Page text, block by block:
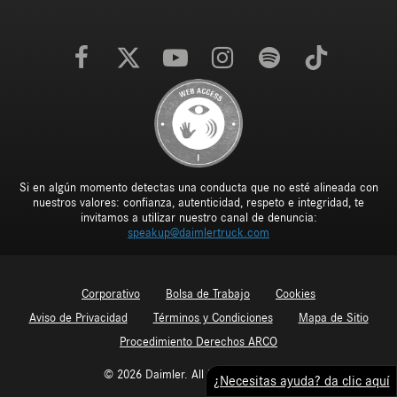
Si en algún momento detectas una conducta que no esté alineada con
nuestros valores: confianza, autenticidad, respeto e integridad, te
invitamos a utilizar nuestro canal de denuncia:
speakup@daimlertruck.com
Corporativo Bolsa de Trabajo
Cookies
Aviso de Privacidad
Términos y Condiciones
Mapa de Sitio
Procedimiento Derechos ARCO
© 2026 Daimler. All Rights Reserved.¿Necesitas ayuda? da clic aquí